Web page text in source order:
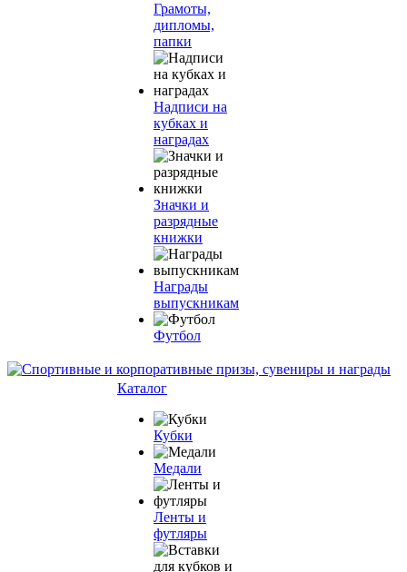
Грамоты,
дипломы,
папки
Надписи на
кубках и
наградах
Значки и
разрядные
книжки
Награды
выпускникам
Футбол
Каталог
Кубки
Медали
Ленты и
футляры